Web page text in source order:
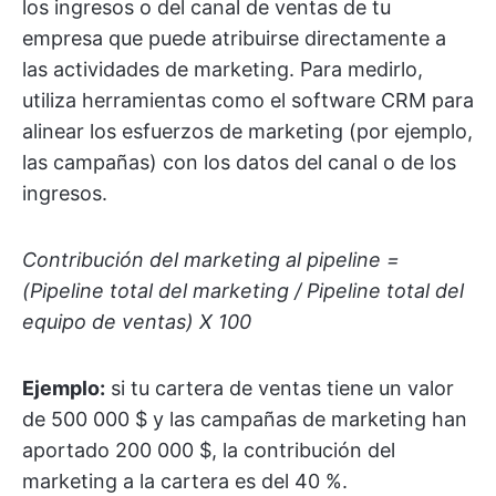
los ingresos o del canal de ventas de tu
empresa que puede atribuirse directamente a
las actividades de marketing. Para medirlo,
utiliza herramientas como el software CRM para
alinear los esfuerzos de marketing (por ejemplo,
las campañas) con los datos del canal o de los
ingresos.
Contribución del marketing al pipeline =
(Pipeline total del marketing / Pipeline total del
equipo de ventas) X 100
Ejemplo: si tu cartera de ventas tiene un valor
de 500 000 $ y las campañas de marketing han
aportado 200 000 $, la contribución del
marketing a la cartera es del 40 %.